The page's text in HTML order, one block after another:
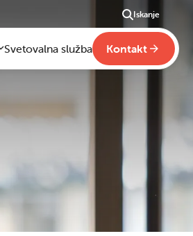
Iskanje
Svetovalna služba Kontakt